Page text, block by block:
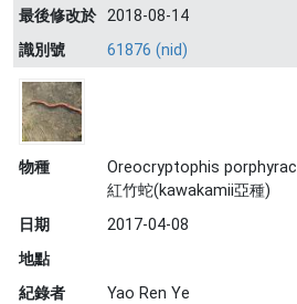
最後修改於 2018-08-14
識別號
61876 (nid)
物種
Oreocryptophis
紅竹蛇(kawakamii亞種)
日期
2017-04-08
地點
紀錄者
Yao Ren Ye